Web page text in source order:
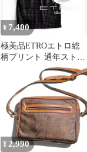
¥ 7,400
極美品ETROエトロ総
柄プリント 通年ストレ
ッチウール ゆるっとワ
イドワンピース
¥ 2,990